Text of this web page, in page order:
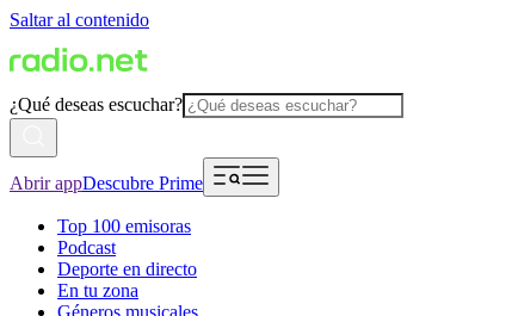
Saltar al contenido
¿Qué deseas escuchar?
Abrir appDescubre Prime
Top 100 emisoras
Podcast
Deporte en directo
En tu zona
Géneros musicales